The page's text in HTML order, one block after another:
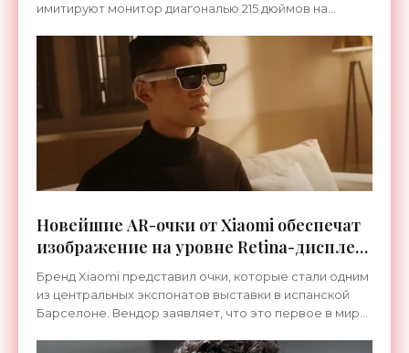
имитируют монитор диагональю 215 дюймов на
предельно малы: ширина
Новейшие AR-очки от Xiaomi обеспечат
изображение на уровне Retina-дисплея
- «Гаджеты»
Бренд Xiaomi представил очки, которые стали одним
из центральных экспонатов выставки в испанской
Барселоне. Вендор заявляет, что это первое в мире